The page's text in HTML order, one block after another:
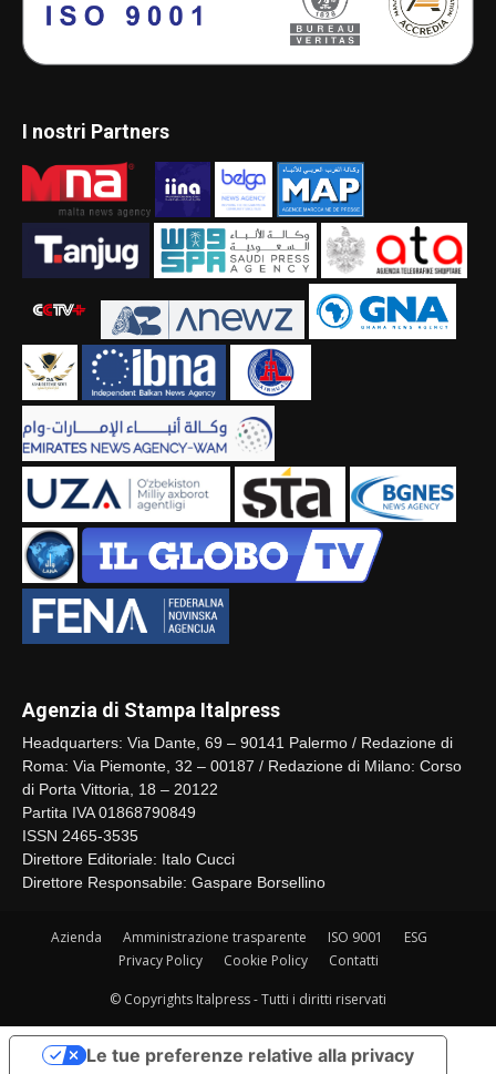
I nostri Partners
Agenzia di Stampa Italpress
Headquarters: Via Dante, 69 – 90141 Palermo / Redazione di
Roma: Via Piemonte, 32 – 00187 / Redazione di Milano: Corso
di Porta Vittoria, 18 – 20122
Partita IVA 01868790849
ISSN 2465-3535
Direttore Editoriale: Italo Cucci
Direttore Responsabile: Gaspare Borsellino
Azienda Amministrazione trasparente ISO 9001
ESG
Privacy Policy
Cookie Policy Contatti
© Copyrights Italpress - Tutti i diritti riservati
Le tue preferenze relative alla privacy